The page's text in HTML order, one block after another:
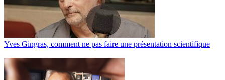
Yves Gingras, comment ne pas faire une présentation scientifique